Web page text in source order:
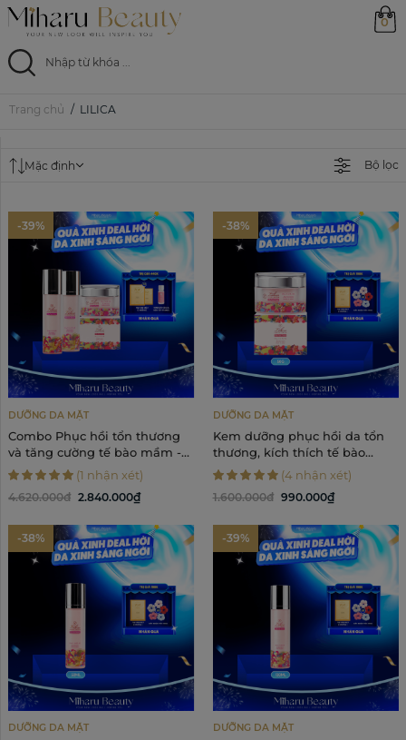
0
Ưu đãi
Magazine
Feed
0799 33 86 88
Trang chủ LILICA
Mặc định Bộ lọc
-39%
DƯỠNG DA MẶT
Combo Phục hồi tổn thương
và tăng cường tế bào mầm -
Lilica Face Lotion, Face
Essence, Face Cream
(1 nhận xét)
4.620.000đ 2.840.000₫
-38%
DƯỠNG DA MẶT
Kem dưỡng phục hồi da tổn
thương, kích thích tế bào
mầm - Lilica Sweet Serum
Silky Face Cream 50g
(4 nhận xét)
1.600.000đ 990.000₫
-38%
DƯỠNG DA MẶT
-39%
DƯỠNG DA MẶT